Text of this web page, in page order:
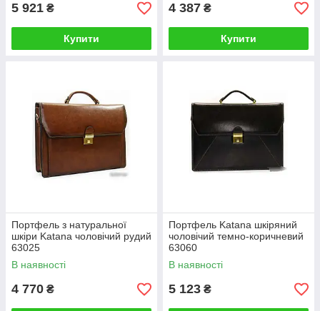
5 921 ₴
Купити
4 387 ₴
Купити
Портфель з натуральної
шкіри Katana чоловічий рудий
63025
В наявності
4 770 ₴
Портфель Katana шкіряний
чоловічий темно-коричневий
63060
В наявності
5 123 ₴